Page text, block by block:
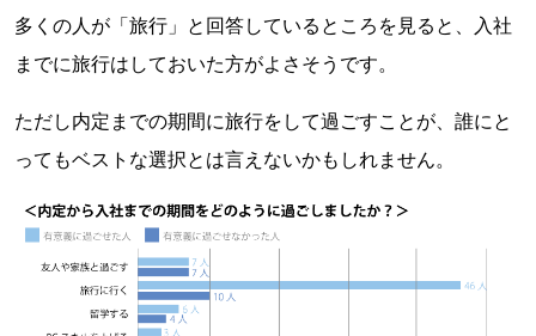
多くの人が「旅行」と回答しているところを見ると、入社
までに旅行はしておいた方がよさそうです。
ただし内定までの期間に旅行をして過ごすことが、誰にと
ってもベストな選択とは言えないかもしれません。